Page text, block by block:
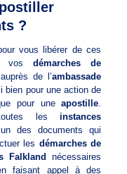
?
vous libérer de ces
vosdémarches de
de l’ambassade
bien pour une action de
pour uneapostille.
toutes lesinstances
des documents qui
les démarches de
Falkland
nécessaires
faisant appel à des